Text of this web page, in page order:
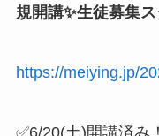
規開講✨生徒募集
https://meiying.jp/
✅6/20(土)開講済み